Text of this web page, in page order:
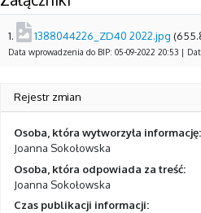
1. 1388044226_ZD40 2022.jpg
Data wprowadzenia do BIP: 05-09-2022 20:53 |
Rejestr zmian
Osoba, która wytworzyła informację:
Joanna Sokołowska
Osoba, która odpowiada za treść:
Joanna Sokołowska
Czas publikacji informacji: